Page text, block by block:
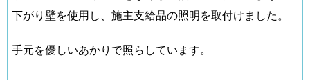
下がり壁を使用し、施主支給品の照明を取付けました。
手元を優しいあかりで照らしています。